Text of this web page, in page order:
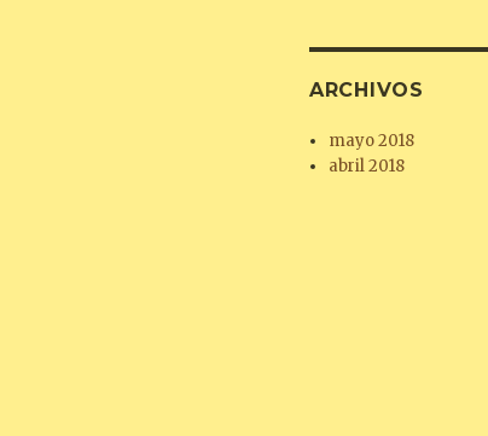
ARCHIVOS
mayo 2018
abril 2018